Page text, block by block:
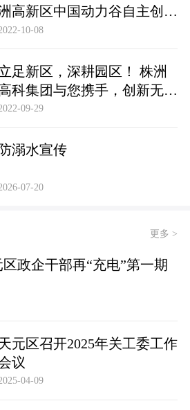
高新区中国动力谷自主创新
，踏波而歌，逐浪前行。
10-08
足新区，深耕园区！ 株洲
科集团与您携手，创新无
，共建未来！
09-29
防溺水宣传
07-20
更多 >
政企干部再“充电”第一期
元区召开2025年关工委工作
议
04-09